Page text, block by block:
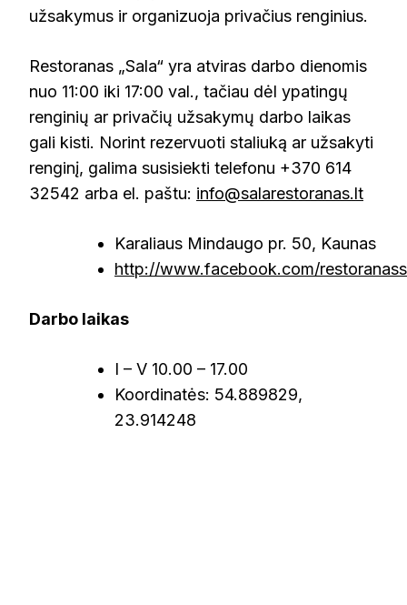
užsakymus ir organizuoja privačius renginius​​.
Restoranas „Sala“ yra atviras darbo dienomis
nuo 11:00 iki 17:00 val., tačiau dėl ypatingų
renginių ar privačių užsakymų darbo laikas
gali kisti. Norint rezervuoti staliuką ar užsakyti
renginį, galima susisiekti telefonu +370 614
32542 arba el. paštu: info@salarestoranas.lt
Karaliaus Mindaugo pr. 50, Kaunas
http://www.facebook.com/
Darbo laikas
I – V 10.00 – 17.00
Koordinatės: 54.889829,
23.914248